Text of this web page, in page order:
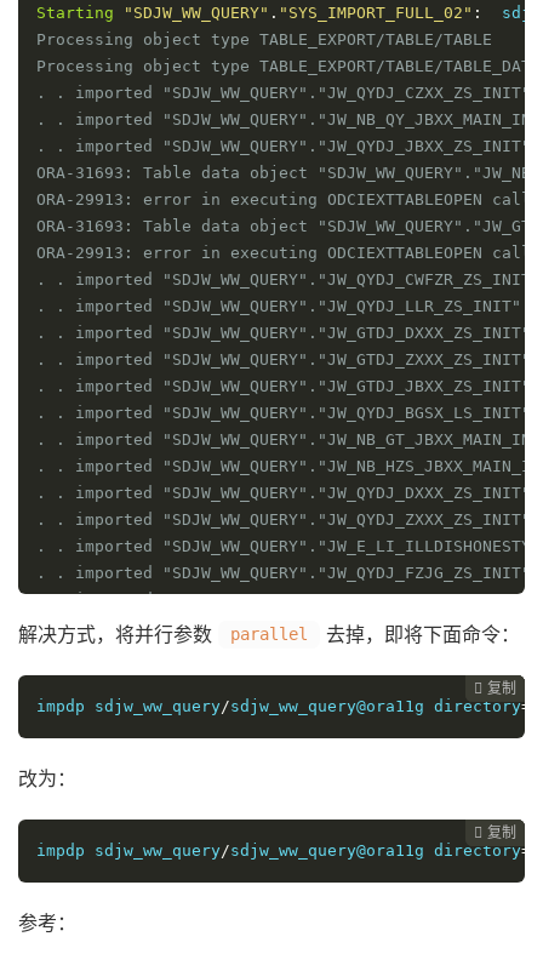
Starting
"SDJW_WW_QUERY" . "SYS_IMPORT_FULL_02" :
Processing object type TABLE_EXPORT/TABLE/TABLE
Processing object type TABLE_EXPORT/TABLE/TABLE_DATA
. . imported
. . imported
. . imported
ORA-31693: Table data object
ORA-29913: error in executing ODCIEXTTABLEOPEN
ORA-31693: Table data object
ORA-29913: error in executing ODCIEXTTABLEOPEN
. . imported
. . imported
. . imported
. . imported
. . imported
. . imported
. . imported
. . imported
. . imported
. . imported
. . imported
. . imported
. . imported
. . imported
解决方式，将并行参数 parallel 去掉，即将下面命令：
 复制
 复制
 复制
 复制
impdp sdjw_ww_query/sdjw_ww_query@ora11g directory=
改为：
 复制
 复制
 复制
impdp sdjw_ww_query/sdjw_ww_query@ora11g directory=
参考：